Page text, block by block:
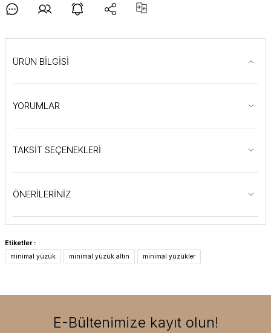
ÜRÜN BİLGİSİ
YORUMLAR
TAKSİT SEÇENEKLERİ
ÖNERİLERİNİZ
Etiketler :
minimal yüzük
minimal yüzük altın minimal yüzükler
E-Bültenimize kayıt olun!